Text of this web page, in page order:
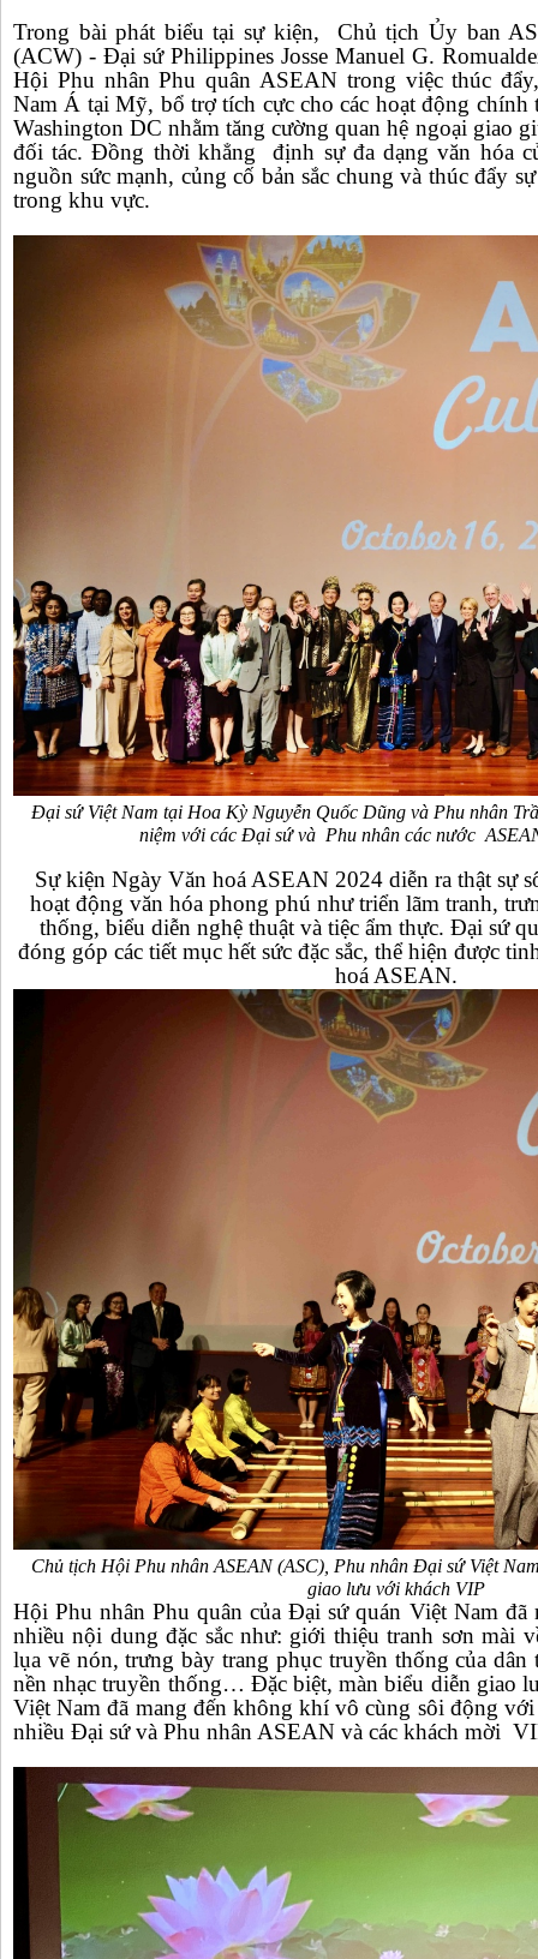
Trong bài phát biểu tại sự kiện, Chủ tịch Ủy ban
(ACW) - Đại sứ Philippines Josse Manuel G.
Hội Phu nhân Phu quân ASEAN trong việc thúc
Nam Á tại Mỹ, bổ trợ tích cực cho các hoạt động
Washington DC nhằm tăng cường quan hệ ngoại giao
đối tác. Đồng thời khẳng định sự đa dạng văn hóa
nguồn sức mạnh, củng cố bản sắc chung và thúc đẩy
trong khu vực.
Đại sứ Việt Nam tại Hoa Kỳ Nguyễn Quốc Dũng và Phu nhân
niệm với các Đại sứ và Phu nhân các nước
Sự kiện Ngày Văn hoá ASEAN 2024 diễn ra thật sự
hoạt động văn hóa phong phú như triển lãm tranh,
thống, biểu diễn nghệ thuật và tiệc ẩm thực. Đại sứ
đóng góp các tiết mục hết sức đặc sắc, thể hiện được
hoá ASEAN.
Chủ tịch Hội Phu nhân ASEAN (ASC), Phu nhân Đại sứ Việt
giao lưu với khách VIP
Hội Phu nhân Phu quân của Đại sứ quán Việt Nam
nhiều nội dung đặc sắc như: giới thiệu tranh sơn mài
lụa vẽ nón, trưng bày trang phục truyền thống của dân
nền nhạc truyền thống… Đặc biệt, màn biểu diễn giao
Việt Nam đã mang đến không khí vô cùng sôi động
nhiều Đại sứ và Phu nhân ASEAN và các khách mời